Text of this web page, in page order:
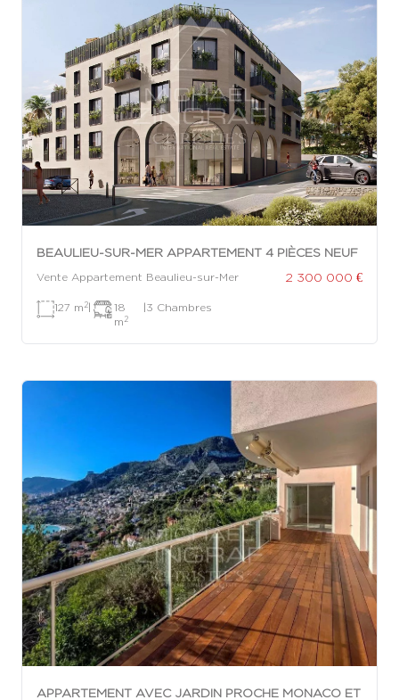
BEAULIEU-SUR-MER APPARTEMENT 4 PIÈCES NEUF
Vente Appartement Beaulieu-sur-Mer 2 300 000 €
127 m 2|
18
m 2
|3 Chambres
APPARTEMENT AVEC JARDIN PROCHE MONACO ET